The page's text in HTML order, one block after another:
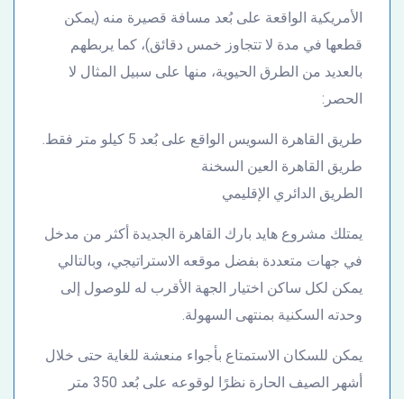
الأمريكية الواقعة على بُعد مسافة قصيرة منه (يمكن
قطعها في مدة لا تتجاوز خمس دقائق)، كما يربطهم
بالعديد من الطرق الحيوية، منها على سبيل المثال لا
الحصر:
طريق القاهرة السويس الواقع على بُعد 5 كيلو متر فقط.
طريق القاهرة العين السخنة
الطريق الدائري الإقليمي
يمتلك مشروع هايد بارك القاهرة الجديدة أكثر من مدخل
في جهات متعددة بفضل موقعه الاستراتيجي، وبالتالي
يمكن لكل ساكن اختيار الجهة الأقرب له للوصول إلى
وحدته السكنية بمنتهى السهولة.
يمكن للسكان الاستمتاع بأجواء منعشة للغاية حتى خلال
أشهر الصيف الحارة نظرًا لوقوعه على بُعد 350 متر